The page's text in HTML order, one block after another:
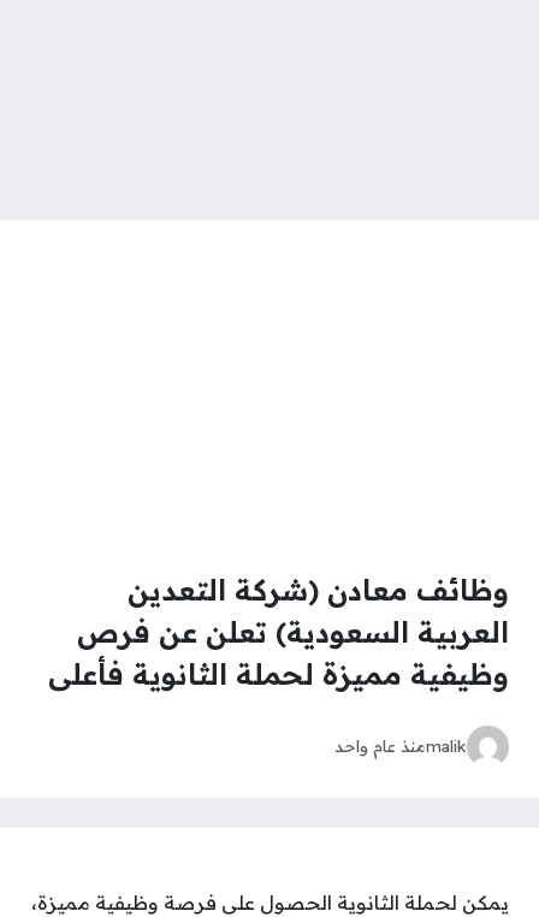
وظائف معادن (شركة التعدين
العربية السعودية) تعلن عن فرص
وظيفية مميزة لحملة الثانوية فأعلى
malikمنذ عام واحد
يمكن لحملة الثانوية الحصول على فرصة وظيفية مميزة،